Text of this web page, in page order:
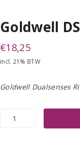
Goldwell
€18,25
incl. 21% BTW
Goldwell Dualsenses
Goldwell